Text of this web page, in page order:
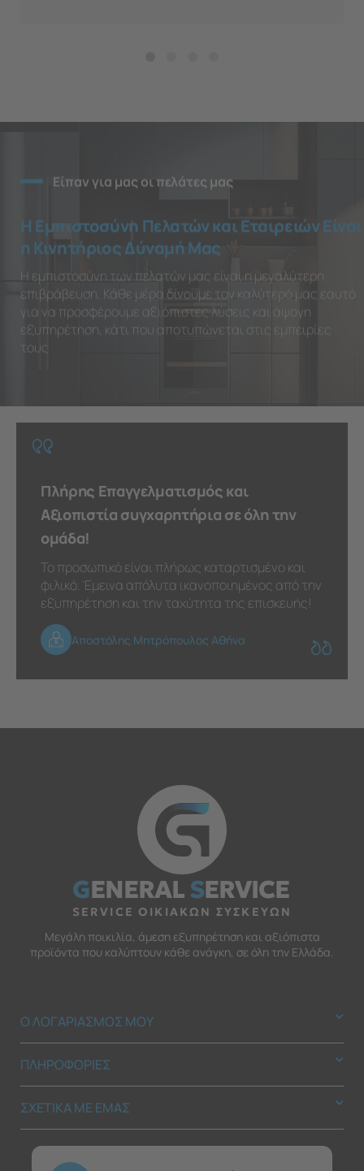
Είπαν για μας οι πελάτες μας
Η Εμπιστοσύνη Πελατών και Εταιρειών Είναι
η Κινητήριος Δύναμή Μας
Η εμπιστοσύνη των πελατών μας είναι η μεγαλύτερη
επιβράβευση. Κάθε μέρα δίνουμε τον καλύτερό μας εαυτό
για να προσφέρουμε αξιόπιστες λύσεις και άψογη
εξυπηρέτηση, κάτι που αποτυπώνεται στις εμπειρίες
τους.
Πλήρης Επαγγελματισμός και
Αξιοπιστία συγχαρητήρια σε όλη την
ομάδα!
Το προσωπικό είναι πλήρως καταρτισμένο και
φιλικό. Έμεινα απόλυτα ικανοποιημένος από την
εξυπηρέτηση και την ταχύτητα της επισκευής!
Αποστόλης Μητρόπουλος Αθήνα
GENERALSERVICE
SERVICE ΟΙΚΙΑΚΩΝ ΣΥΣΚΕΥΩΝ
Μεγάλη ποικιλία, άμεση εξυπηρέτηση και αξιόπιστα
προϊόντα που καλύπτουν κάθε ανάγκη, σε όλη την Ελλάδα.
Ο ΛΟΓΑΡΙΑΣΜΟΣ ΜΟΥ
ΠΛΗΡΟΦΟΡΙΕΣ
ΣΧΕΤΙΚΑ ΜΕ ΕΜΑΣ